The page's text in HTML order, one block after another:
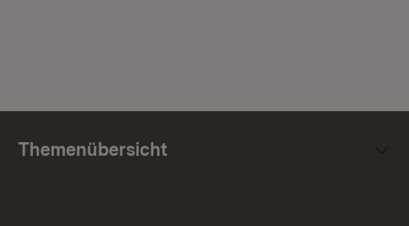
Themenübersicht